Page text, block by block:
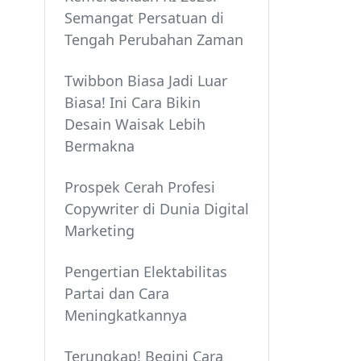
Semangat Persatuan di
Tengah Perubahan Zaman
Twibbon Biasa Jadi Luar
Biasa! Ini Cara Bikin
Desain Waisak Lebih
Bermakna
Prospek Cerah Profesi
Copywriter di Dunia Digital
Marketing
Pengertian Elektabilitas
Partai dan Cara
Meningkatkannya
Terungkap! Begini Cara